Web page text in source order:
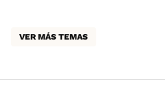
VER MÁS TEMAS